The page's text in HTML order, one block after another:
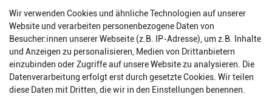
56457 Westerburg
Reinhold-Ferger-Straße 26
order@2die4-sports.com
0 26 63/ 9 68 69 37
Öffnungszeiten
Wir verwenden Cookies und ähnliche Technologien auf unserer
Website und verarbeiten personenbezogene Daten von
Besucher:innen unserer Webseite (z.B. IP-Adresse), um z.B. Inhalte
und Anzeigen zu personalisieren, Medien von Drittanbietern
einzubinden oder Zugriffe auf unsere Website zu analysieren. Die
Datenverarbeitung erfolgt erst durch gesetzte Cookies. Wir teilen
diese Daten mit Dritten, die wir in den Einstellungen benennen.